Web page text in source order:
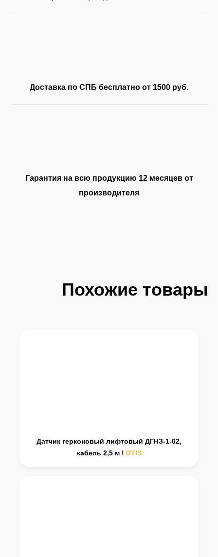
Доставка по СПБ бесплатно от 1500 руб.
Гарантия на всю продукцию 12 месяцев от
производителя
Похожие товары
Датчик герконовый лифтовый ДГНЗ-1-02,
кабель 2,5 м\ OTIS